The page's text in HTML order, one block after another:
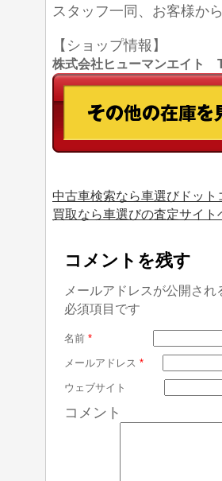
スタッフ一同、お客様か
【ショップ情報】
株式会社ヒューマンエイト
中古車検索なら車選びドット
買取なら車選びの査定サイト
コメントを残す
メールアドレスが公開さ
必須項目です
名前 *
メールアドレス *
ウェブサイト
コメント